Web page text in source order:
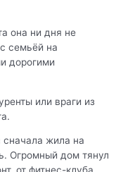
она ни дня не
семьёй на
дорогими
или враги из
жила на
Огромный дом тянул